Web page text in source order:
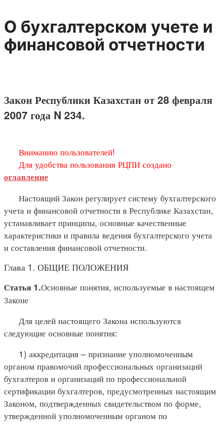
О бухгалтерском учете и
финансовой отчетности
Закон Республики Казахстан от 28 февраля
2007 года N 234.
Вниманию пользователей!
Для удобства пользования РЦПИ создано
оглавление
Настоящий Закон регулирует систему бухгалтерского
учета и финансовой отчетности в Республике Казахстан,
устанавливает принципы, основные качественные
характеристики и правила ведения бухгалтерского учета
и составления финансовой отчетности.
Глава 1. ОБЩИЕ ПОЛОЖЕНИЯ
Статья 1.Основные понятия, используемые в настоящем
Законе
Для целей настоящего Закона используются
следующие основные понятия:
1) аккредитация – признание уполномоченным
органом правомочий профессиональных организаций
бухгалтеров и организаций по профессиональной
сертификации бухгалтеров, предусмотренных настоящим
Законом, подтвержденных свидетельством по форме,
утвержденной уполномоченным органом по